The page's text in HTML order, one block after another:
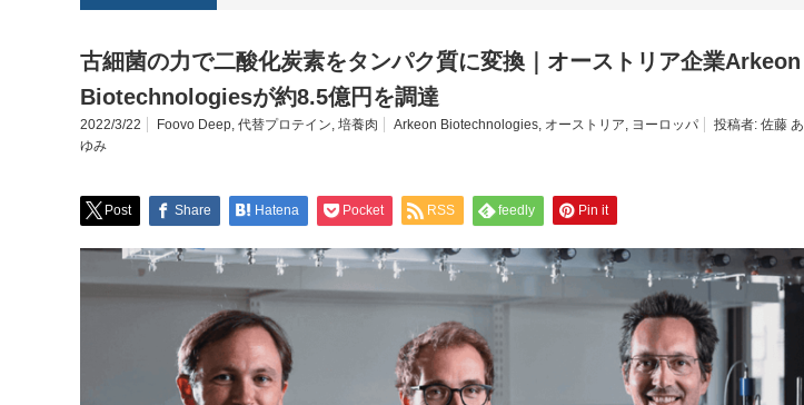
古細菌の力で二酸化炭素をタンパク質に変換｜オーストリア企業Arkeon
Biotechnologiesが約8.5億円を調達
2022/3/22 Foovo Deep, 代替プロテイン, 培養肉 Arkeon Biotechnologies, オーストリア, ヨーロッパ 投稿者: 佐藤 あ
ゆみ
Post Share Hatena Pocket RSS feedly Pin it